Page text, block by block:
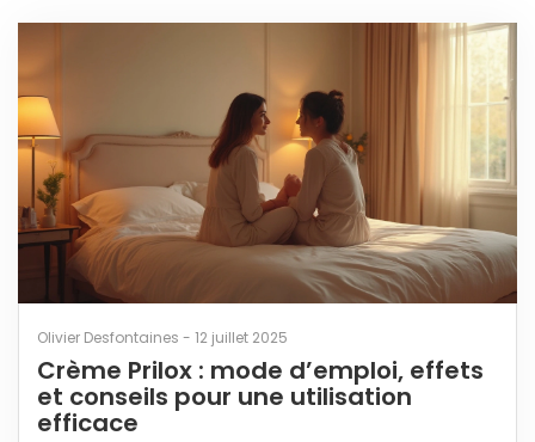
Olivier Desfontaines - 12 juillet 2025
Crème Prilox : mode d’emploi, effets
et conseils pour une utilisation
efficace